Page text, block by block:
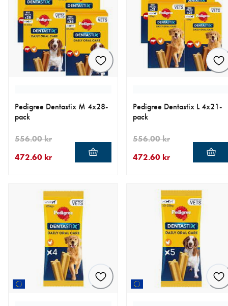
Pedigree Dentastix M 4x28-
pack
472.60 kr
556.00 kr
Pedigree Dentastix L 4x21-
pack
472.60 kr
556.00 kr